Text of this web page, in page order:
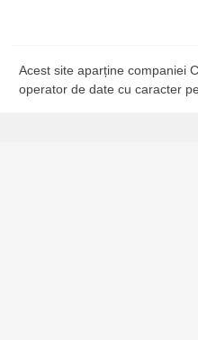
Acest site aparține companiei
operator de date cu caracter